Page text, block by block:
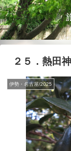
２５．熱田
伊勢・名古屋/2025